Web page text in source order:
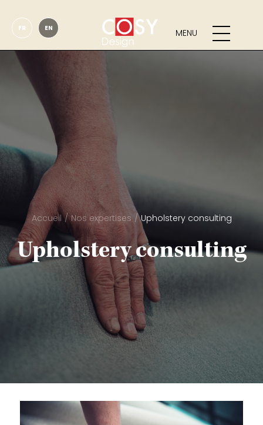
FR EN MENU
Accueil Nos expertises Upholstery consulting
Upholstery consulting